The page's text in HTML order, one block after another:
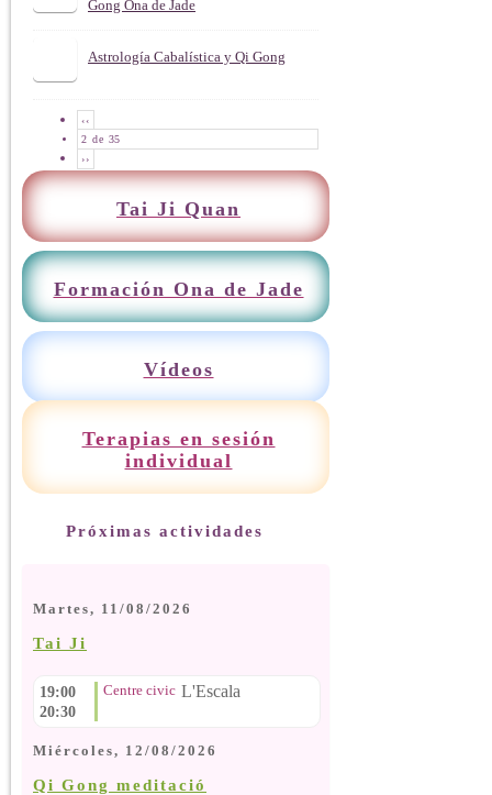
Gong Ona de Jade
Astrología Cabalística y Qi Gong
‹‹
2 de 35
››
Tai Ji Quan
Formación Ona de Jade
Vídeos
Terapias en sesión
individual
Próximas actividades
Martes, 11/08/2026
Tai Ji
19:00
20:30
Centre civic L'Escala
Miércoles, 12/08/2026
Qi Gong meditació